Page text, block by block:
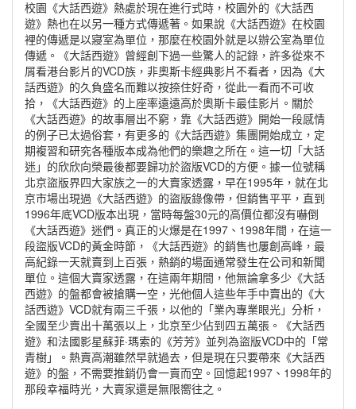
校園《大話西遊》熱處於現在進行式時，校園外的《大話西
遊》熱也在以另一種方式傳遞著。如果說《大話西遊》在校園
裡的傳遞是以寢室為單位，那麼在校園外就是以辦公室為單位
傳遞。《大話西遊》曾經創下過一些驚人的記錄，許多從來不
屑看港台影片的VCD族，非奧斯卡經典影片不看者，因為《大
話西遊》的久負盛名而難以按捺住好奇，從此一看而不可收
拾，《大話西遊》的上座率遠遠高於奧斯卡最佳影片。關於
《大話西遊》的故事層出不窮，靠《大話西遊》開始一段感情
的例子已太過俗套，有更多的《大話西遊》集團開始成立，定
期複習和研究各種版本成為他們的樂趣之所在。這一切「大話
迷」的欣欣向榮最後都要歸功於盜版VCD的方便。據一位號稱
北京盜版界四大家族之一的大賣家透露，早在1995年，就在北
京市場出現過《大話西遊》的盜版錄像帶，但銷售平平，直到
1996年底VCD版本出現，當時每盤30元的高價位都沒有嚇倒
《大話西遊》迷們。真正的火爆是在1997、1998年間，在這一
段盜版VCD的黃金時節，《大話西遊》的銷售也屢創高峰，最
高紀錄一天就賣到上百張，熱銷的場面通常發生在公司和新聞
單位。這個大賣家透露，在這兩年期間，他無論拿多少《大話
西遊》的盤都會被搶購一空，光他個人這些年手中賣出的《大
話西遊》VCD就有兩三千張，以他的「業內專業眼光」分析，
全國至少賣出十萬張以上，北京至少佔到四五萬張。《大話西
遊》和法國影星蘇菲·瑪索的《芳芳》並列為盜版VCD中的「常
青樹」。熱賣高潮雖然早就過去，但是現在只要帶來《大話西
遊》的盤，不需要推銷仍會一賣而空。回憶起1997、1998年的
那段幸福時光，大賣家還是無限嚮往之。